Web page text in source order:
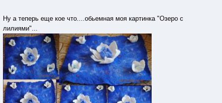
Ну а теперь еще кое что....обьемная моя картинка "Озеро с
лилиями"...